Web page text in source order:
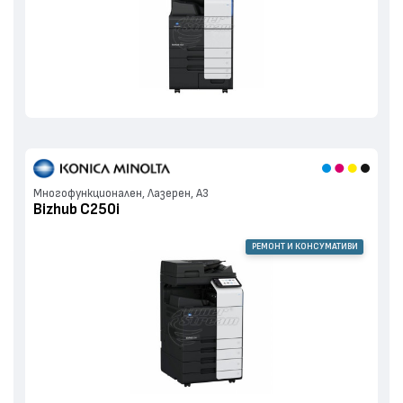
Многофункционален, Лазерен, А3
Bizhub C250i
РЕМОНТ И КОНСУМАТИВИ